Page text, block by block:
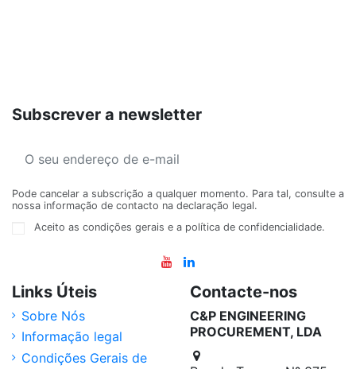
Subscrever a newsletter
Pode cancelar a subscrição a qualquer momento. Para tal, consulte a
nossa informação de contacto na declaração legal.
Aceito as condições gerais e a política de confidencialidade.
Links Úteis
Sobre Nós
Informação legal
Condições Gerais de
Contacte-nos
C&P ENGINEERING
PROCUREMENT, LDA